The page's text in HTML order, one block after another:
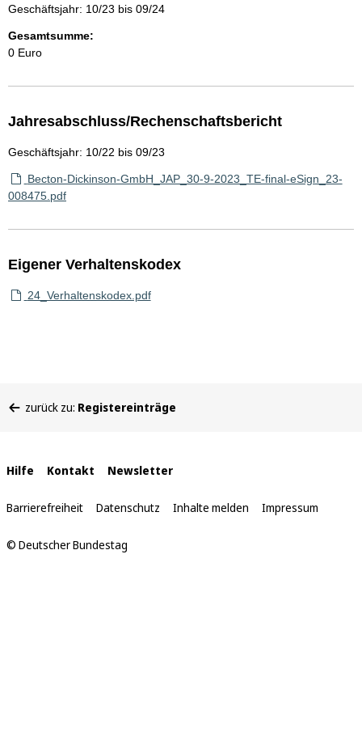
Geschäftsjahr: 10/23 bis 09/24
Gesamtsumme:
0 Euro
Jahresabschluss/Rechenschaftsbericht
Geschäftsjahr: 10/22 bis 09/23
Becton-Dickinson-GmbH_JAP_30-9-2023_TE-final-eSign_23-
008475.pdf
Eigener Verhaltenskodex
24_Verhaltenskodex.pdf
befinden
zurück zu: Registereinträge
Interne
Links
Hilfe Kontakt Newsletter
Barrierefreiheit Datenschutz Inhalte melden Impressum
© Deutscher Bundestag